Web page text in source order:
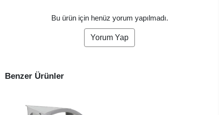
Bu ürün için henüz yorum yapılmadı.
Yorum Yap
Benzer Ürünler